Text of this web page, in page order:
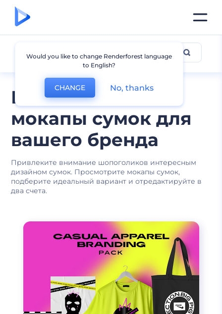
Бесплатные
мокапы сумок для
вашего бренда
Привлеките внимание шопоголиков интересным
дизайном сумок. Просмотрите мокапы сумок,
подберите идеальный вариант и отредактируйте в
два счета.
Мокапы сумок
Would you like to change Renderforest language
to English?
CHANGE No, thanks